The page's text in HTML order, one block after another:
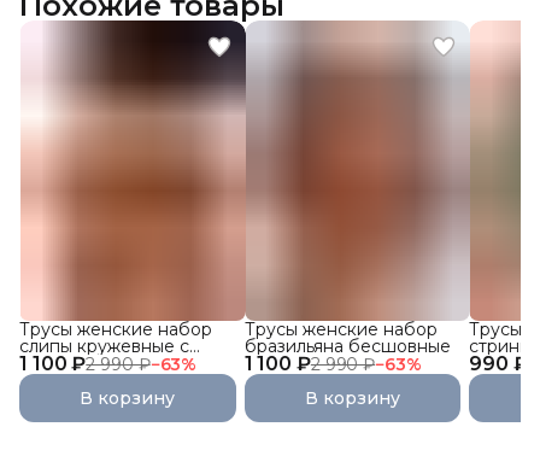
1 100 ₽2 990 ₽−63%
Трусы женские набор
слипы кружевные с
высокой посадкой 3 шт.
В корзину
1 100 ₽2 990 ₽−63%
Трусы женские набор
бразильяна бесшовные
В корзину
990 ₽
Трусы